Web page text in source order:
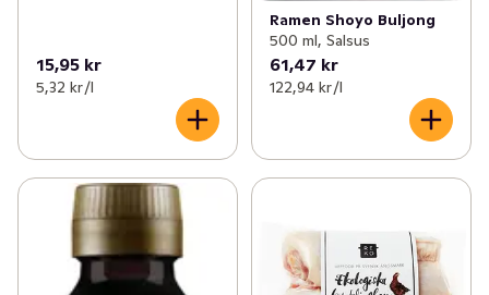
15,95 kr
5,32 kr /l
Ramen Shoyo Buljong
500 ml, Salsus
61,47 kr
122,94 kr /l